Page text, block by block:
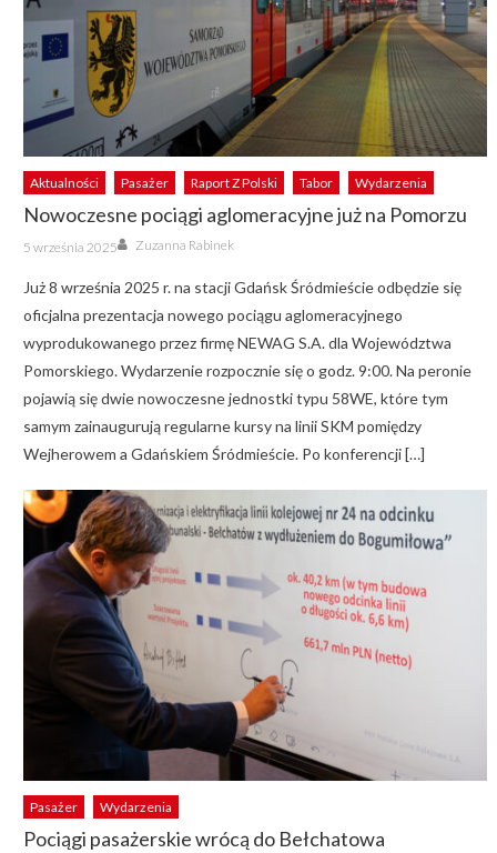
Aktualności Pasażer Raport Z Polski Tabor Wydarzenia
Nowoczesne pociągi aglomeracyjne już na Pomorzu
Posted
on
5 września 2025 Author
Zuzanna Rabinek
Już 8 września 2025 r. na stacji Gdańsk Śródmieście odbędzie się
oficjalna prezentacja nowego pociągu aglomeracyjnego
wyprodukowanego przez firmę NEWAG S.A. dla Województwa
Pomorskiego. Wydarzenie rozpocznie się o godz. 9:00. Na peronie
pojawią się dwie nowoczesne jednostki typu 58WE, które tym
samym zainaugurują regularne kursy na linii SKM pomiędzy
Wejherowem a Gdańskiem Śródmieście. Po konferencji […]
Pasażer Wydarzenia
Pociągi pasażerskie wrócą do Bełchatowa